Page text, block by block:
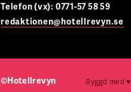
Telefon (vx): 0771-57 58 59
redaktionen@hotellrevyn.se
©Hotellrevyn Byggd med♥